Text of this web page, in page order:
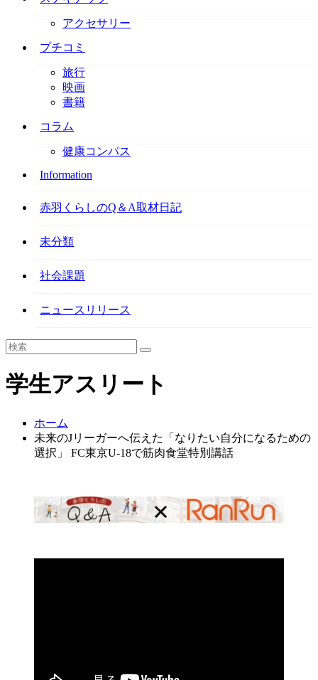
アクセサリー
プチコミ
旅行
映画
書籍
コラム
健康コンパス
Information
赤羽くらしのQ＆A取材日記
未分類
社会課題
ニュースリリース
学生アスリート
ホーム
未来のJリーガーへ伝えた「なりたい自分になるための
選択」 FC東京U-18で筋肉食堂特別講話